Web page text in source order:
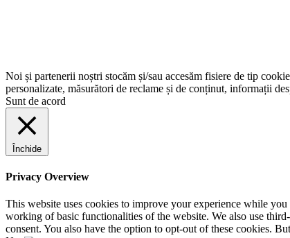
Noi și partenerii noștri stocăm și/sau accesăm fisiere de tip
personalizate, măsurători de reclame și de conținut, informații
Sunt de acord
Închide
Privacy Overview
This website uses cookies to improve your experience while
working of basic functionalities of the website. We also use
consent. You also have the option to opt-out of these cookies.